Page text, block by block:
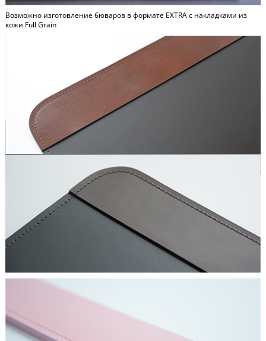
Возможно изготовление бюваров в формате EXTRAc накладками из
кожи Full Grain